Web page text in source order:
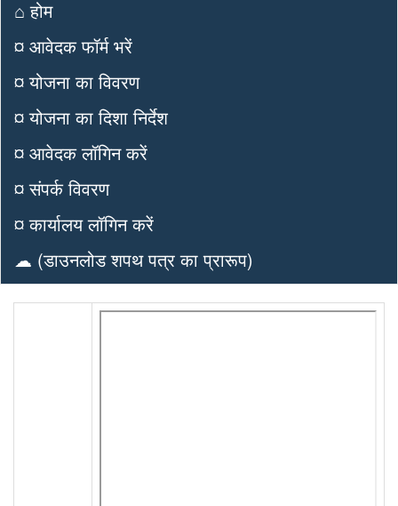
⌂ होम
¤ आवेदक फॉर्म भरें
¤ योजना का विवरण
¤ योजना का दिशा निर्देश
¤ आवेदक लॉगिन करें
¤ संपर्क विवरण
¤ कार्यालय लॉगिन करें
☁ (डाउनलोड शपथ पत्र का प्रारूप)